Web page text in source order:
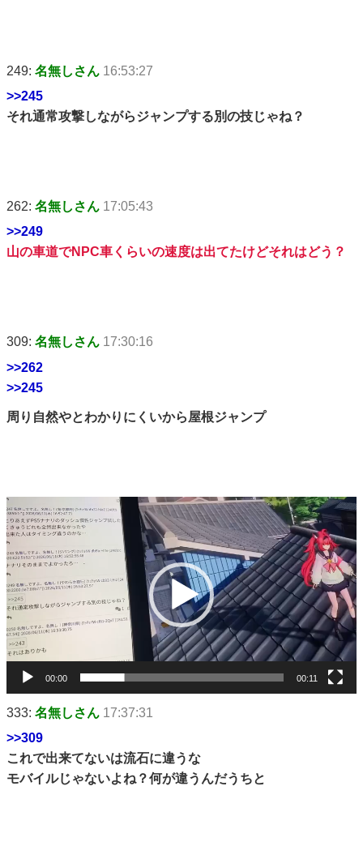
249: 名無しさん 16:53:27
>>245
それ通常攻撃しながらジャンプする別の技じゃね？
262: 名無しさん 17:05:43
>>249
山の車道でNPC車くらいの速度は出てたけどそれはどう？
309: 名無しさん 17:30:16
>>262
>>245
周り自然やとわかりにくいから屋根ジャンプ
動
画
プ
レ
ー
ヤ
ー
00:00 00:11
333: 名無しさん 17:37:31
>>309
これで出来てないは流石に違うな
モバイルじゃないよね？何が違うんだうちと